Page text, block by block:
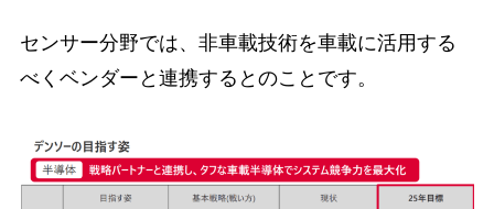
センサー分野では、非車載技術を車載に活用する
べくベンダーと連携するとのことです。